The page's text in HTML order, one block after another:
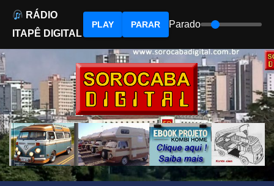
to
content
RÁDIO
ITAPÊ DIGITAL
PLAY PARAR Parado